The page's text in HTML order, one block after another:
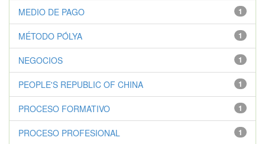
1
MEDIO DE PAGO
1
MÉTODO PÓLYA
1
NEGOCIOS
1
PEOPLE'S REPUBLIC OF CHINA
1
PROCESO FORMATIVO
1
PROCESO PROFESIONAL